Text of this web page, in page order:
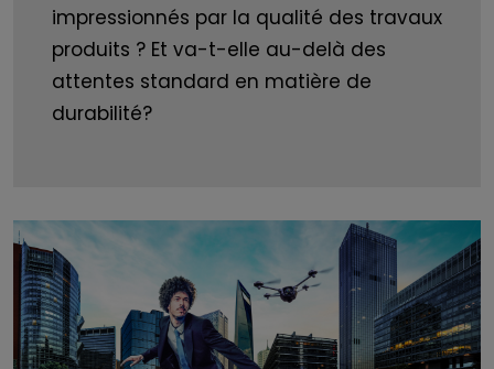
impressionnés par la qualité des travaux
produits ? Et va-t-elle au-delà des
attentes standard en matière de
durabilité?